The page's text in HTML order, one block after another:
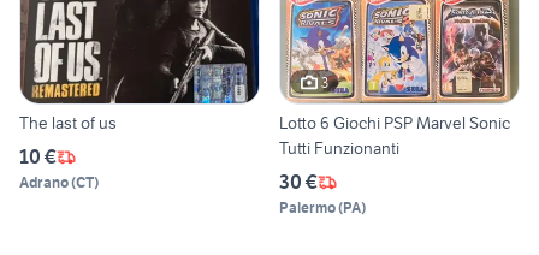
The last of us
10 €
Adrano(CT)
3
Lotto 6 Giochi PSP Marvel Sonic
Tutti Funzionanti
30 €
Palermo(PA)